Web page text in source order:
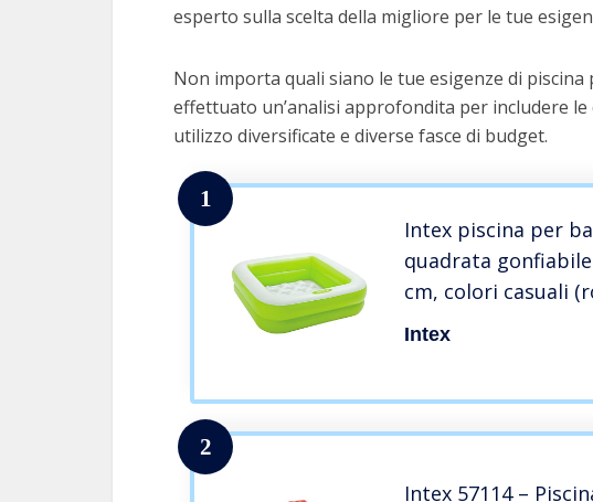
esperto sulla scelta della migliore per le tue
Non importa quali siano le tue esigenze di
effettuato un’analisi approfondita per includere
utilizzo diversificate e diverse fasce di budget.
1
Intex piscina per
quadrata gonfiabile
cm, colori casuali
lime), 1 unità
Intex
2
Intex 57114 –